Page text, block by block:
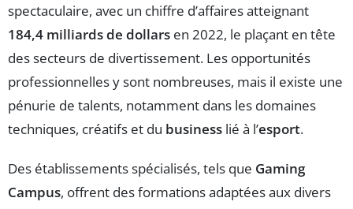
spectaculaire, avec un chiffre d’affaires atteignant
184,4 milliards de dollars en 2022, le plaçant en tête
des secteurs de divertissement. Les opportunités
professionnelles y sont nombreuses, mais il existe une
pénurie de talents, notamment dans les domaines
techniques, créatifs et du business lié à l’esport.
Des établissements spécialisés, tels que Gaming
Campus, offrent des formations adaptées aux divers